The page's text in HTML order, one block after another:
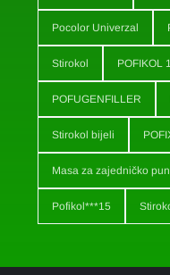
Pocolor Univerzal
Stirokol POFIKOL
POFUGENFILLER
Stirokol bijeli
Masa za zajedničko
Pofikol***15